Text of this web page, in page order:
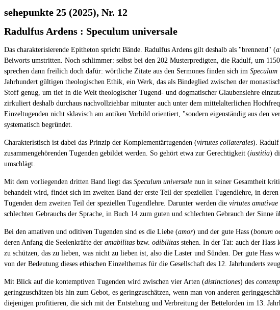
sehepunkte 25 (2025), Nr. 12
Radulfus Ardens : Speculum universale
Das charakterisierende Epitheton spricht Bände. Radulfus Ardens gilt deshalb als "brennend" (
Beiworts umstritten. Noch schlimmer: selbst bei den 202 Musterpredigten, die Radulf, um
sprechen dann freilich doch dafür: wörtliche Zitate aus den Sermones finden sich im Speculum
Jahrhundert gültigen theologischen Ethik, ein Werk, das als Bindeglied zwischen der
Stoff genug, um tief in die Welt theologischer Tugend- und dogmatischer Glaubenslehre
zirkuliert deshalb durchaus nachvollziehbar mitunter auch unter dem mittelalterlichen
Einzeltugenden nicht sklavisch am antiken Vorbild orientiert, "sondern eigenständig aus den
systematisch begründet.
Charakteristisch ist dabei das Prinzip der Komplementärtugenden (virtutes collaterales). Radulf
zusammengehörenden Tugenden gebildet werden. So gehört etwa zur Gerechtigkeit (iustitia)
umschlägt.
Mit dem vorliegenden dritten Band liegt das Speculum universale nun in seiner Gesamtheit
behandelt wird, findet sich im zweiten Band der erste Teil der speziellen Tugendlehre, in
Tugenden dem zweiten Teil der speziellen Tugendlehre. Darunter werden die virtutes amativae
schlechten Gebrauchs der Sprache, in Buch 14 zum guten und schlechten Gebrauch der Sinne
Bei den amativen und oditiven Tugenden sind es die Liebe (amor) und der gute Hass (bonum
deren Anfang die Seelenkräfte der amabilitas bzw. odibilitas stehen. In der Tat: auch der
zu schützen, das zu lieben, was nicht zu lieben ist, also die Laster und Sünden. Der gute Hass
von der Bedeutung dieses ethischen Einzelthemas für die Gesellschaft des 12. Jahrhunderts
Mit Blick auf die kontemptiven Tugenden wird zwischen vier Arten (distinctiones) des
geringzuschätzen bis hin zum Gebot, es geringzuschätzen, wenn man von anderen
diejenigen profitieren, die sich mit der Entstehung und Verbreitung der Bettelorden im 13.